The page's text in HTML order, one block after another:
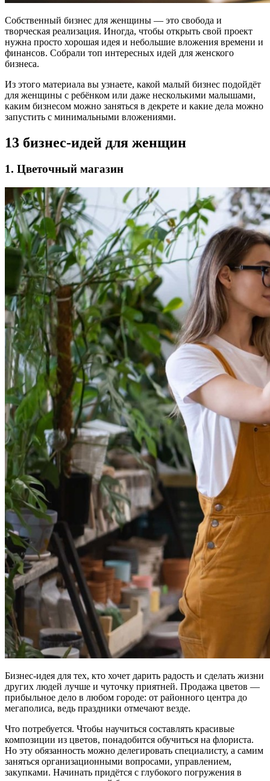
Собственный бизнес для женщины — это свобода и
творческая реализация. Иногда, чтобы открыть свой проект
нужна просто хорошая идея и небольшие вложения времени и
финансов. Собрали топ интересных идей для женского
бизнеса.
Из этого материала вы узнаете, какой малый бизнес подойдёт
для женщины с ребёнком или даже несколькими малышами,
каким бизнесом можно заняться в декрете и какие дела можно
запустить с минимальными вложениями.
13 бизнес-идей для женщин
1. Цветочный магазин
Бизнес-идея для тех, кто хочет дарить радость и сделать жизни
других людей лучше и чуточку приятней. Продажа цветов —
прибыльное дело в любом городе: от районного центра до
мегаполиса, ведь праздники отмечают везде.
Что потребуется. Чтобы научиться составлять красивые
композиции из цветов, понадобится обучиться на флориста.
Но эту обязанность можно делегировать специалисту, а самим
заняться организационными вопросами, управлением,
закупками. Начинать придётся с глубокого погружения в